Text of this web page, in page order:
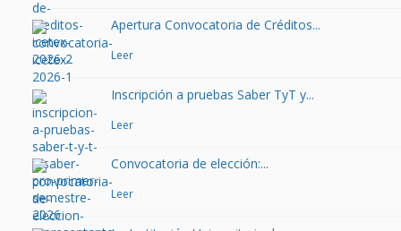
Apertura Convocatoria de Créditos...
Leer
Inscripción a pruebas Saber TyT y...
Leer
Convocatoria de elección:...
Leer